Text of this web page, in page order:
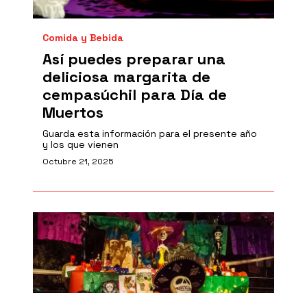
Comida y Bebida
Así puedes preparar una
deliciosa margarita de
cempasúchil para Día de
Muertos
Guarda esta información para el presente año
y los que vienen
Octubre 21, 2025